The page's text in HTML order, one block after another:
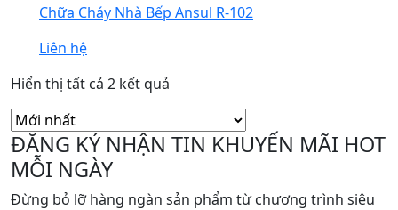
Chữa Cháy Nhà Bếp Ansul R-102
Liên hệ
Hiển thị tất cả 2 kết quả
sắp
theo
nhất
ĐĂNG KÝ NHẬN TIN KHUYẾN MÃI HOT
MỖI NGÀY
Đừng bỏ lỡ hàng ngàn sản phẩm từ chương trình siêu